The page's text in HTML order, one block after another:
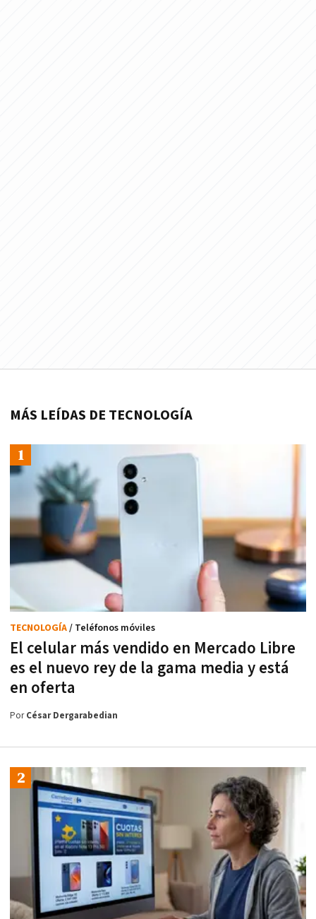
MÁS LEÍDAS DE TECNOLOGÍA
El celular más vendido en Mercado Libre
es el nuevo rey de la gama media y está
en oferta
TECNOLOGÍA/ Teléfonos móviles
PorCésar Dergarabedian